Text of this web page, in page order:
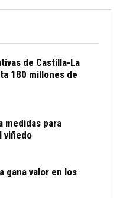
de Castilla-La
180 millones de
medidas para
viñedo
gana valor en los